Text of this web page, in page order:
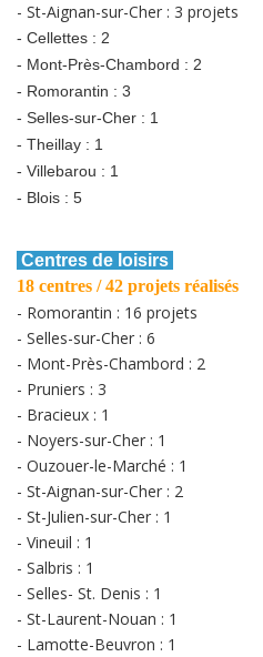
- St-Aignan-sur-Cher : 3 projets
- Cellettes : 2
- Mont-Près-Chambord : 2
- Romorantin : 3
- Selles-sur-Cher : 1
- Theillay : 1
- Villebarou : 1
- Blois : 5
Centres de loisirs
18 centres / 42 projets réalisés
- Romorantin : 16 projets
- Selles-sur-Cher : 6
- Mont-Près-Chambord : 2
- Pruniers : 3
- Bracieux : 1
- Noyers-sur-Cher : 1
- Ouzouer-le-Marché : 1
- St-Aignan-sur-Cher : 2
- St-Julien-sur-Cher : 1
- Vineuil : 1
- Salbris : 1
- Selles- St. Denis : 1
- St-Laurent-Nouan : 1
- Lamotte-Beuvron : 1